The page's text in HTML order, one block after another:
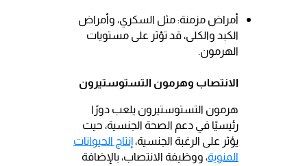
أمراض مزمنة: مثل السكري، وأمراض
الكبد والكلى، قد تؤثر على مستويات
الهرمون.
الانتصاب وهرمون التستوستيرون
هرمون التستوستيرون يلعب دورًا
رئيسيًا في دعم الصحة الجنسية، حيث
يؤثر على الرغبة الجنسية،إنتاج الحيوانات
المنوية، ووظيفة الانتصاب، بالإضافة